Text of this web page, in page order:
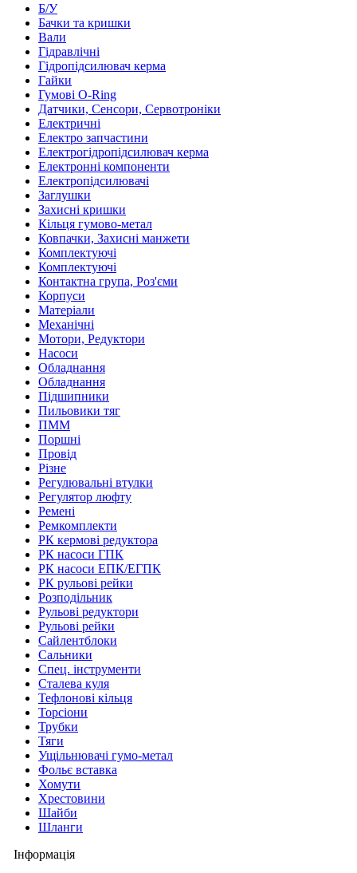
Б/У
Бачки та кришки
Вали
Гідравлічні
Гідропідсилювач керма
Гайки
Гумові O-Ring
Датчики, Сенсори, Сервотроніки
Електричні
Електро запчастини
Електрогідропідсилювач керма
Електронні компоненти
Електропідсилювачі
Заглушки
Захисні кришки
Кільця гумово-метал
Ковпачки, Захисні манжети
Комплектуючі
Комплектуючі
Контактна група, Роз'єми
Корпуси
Матеріали
Механічні
Мотори, Редуктори
Насоси
Обладнання
Обладнання
Підшипники
Пильовики тяг
ПММ
Поршні
Провід
Різне
Регулювальні втулки
Регулятор люфту
Ремені
Ремкомплекти
РК кермові редуктора
РК насоси ГПК
РК насоси ЕПК/ЕГПК
РК рульові рейки
Розподільник
Рульові редуктори
Рульові рейки
Сайлентблоки
Сальники
Спец. інструменти
Сталева куля
Тефлонові кільця
Торсіони
Трубки
Тяги
Ущільнювачі гумо-метал
Фольє вставка
Хомути
Хрестовини
Шайби
Шланги
Інформація